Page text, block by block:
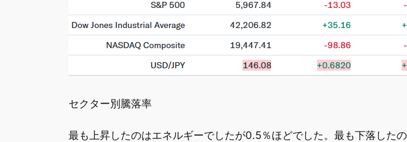
セクター別騰落率
最も上昇したのはエネルギーでしたが0.5％ほどでした。最も下落し